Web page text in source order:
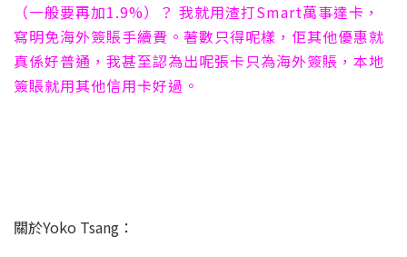
（一般要再加1.9%）？ 我就用渣打Smart萬事達卡，
寫明免海外簽賬手續費。著數只得呢樣，佢其他優惠就
真係好普通，我甚至認為出呢張卡只為海外簽賬，本地
簽賬就用其他信用卡好過。
關於Yoko Tsang：